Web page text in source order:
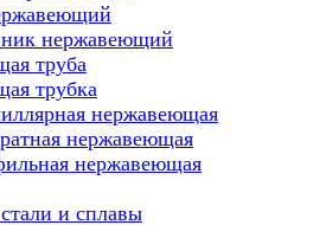
нержавеющий
труба
трубка
нержавеющая
нержавеющая
нержавеющая